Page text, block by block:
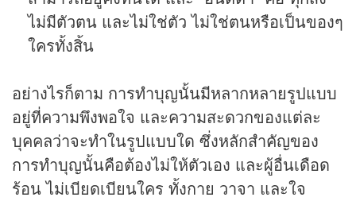
ไม่มีตัวตน และไม่ใช่ตัว ไม่ใช่ตนหรือเป็นของๆ
ใครทั้งสิ้น
อย่างไรก็ตาม การทำบุญนั้นมีหลากหลายรูปแบบ
อยู่ที่ความพึงพอใจ และความสะดวกของแต่ละ
บุคคลว่าจะทำในรูปแบบใด ซึ่งหลักสำคัญของ
การทำบุญนั้นคือต้องไม่ให้ตัวเอง และผู้อื่นเดือด
ร้อน ไม่เบียดเบียนใคร ทั้งกาย วาจา และใจ